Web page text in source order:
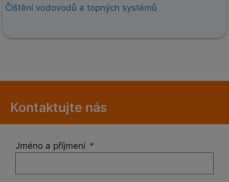
Čištění vodovodů a topných systémů
Kontaktujte nás
Jméno a příjmení